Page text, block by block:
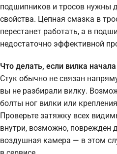
подшипников и тросов нужны
свойства. Цепная смазка в
перестанет работать, а в
недостаточно эффективной
Что делать, если вилка
Стук обычно не связан
вы не разбирали вилку.
болты ног вилки или
Проверьте затяжку всех
внутри, возможно, поврежден
воздушная камера — в этом